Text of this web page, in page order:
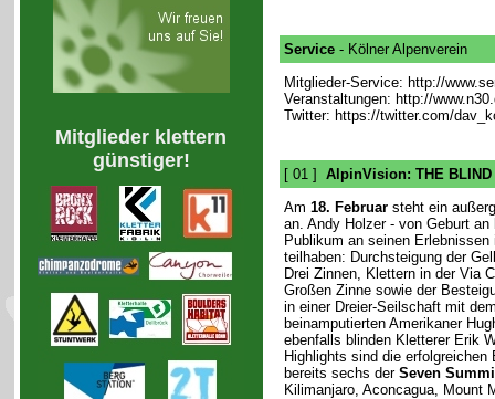
Mitglieder klettern
günstiger!
Service- Kölner Alpenverein
Mitglieder-Service: http://
Veranstaltungen: http://
Twitter: https://twitter.com/
[ 01 ] AlpinVision: THE
Am 18. Februarsteht ein
an. Andy Holzer - von Geburt
Publikum an seinen Erlebnissen
teilhaben: Durchsteigung der
Drei Zinnen, Klettern in der Via
Großen Zinne sowie der
in einer Dreier-Seilschaft mit
beinamputierten Amerikaner
ebenfalls blinden Kletterer Erik
Highlights sind die erfolgreichen
bereits sechs der Seven
Kilimanjaro, Aconcagua, Mount